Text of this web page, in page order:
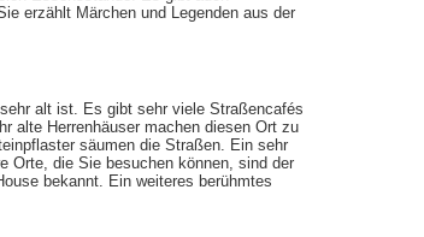
erzählt Märchen und Legenden aus der
alt ist. Es gibt sehr viele Straßencafés
alte Herrenhäuser machen diesen Ort zu
säumen die Straßen. Ein sehr
Orte, die Sie besuchen können, sind der
bekannt. Ein weiteres berühmtes